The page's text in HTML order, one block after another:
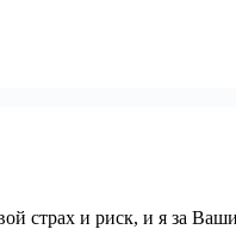
страх и риск, и я за